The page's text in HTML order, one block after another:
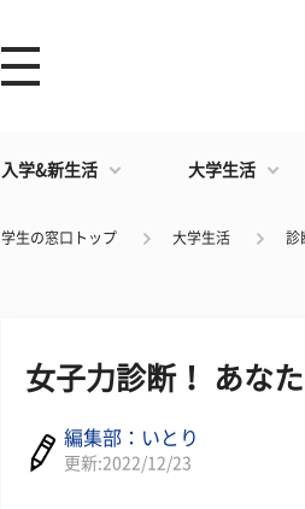
入学&新生活 大学生活
学生の窓口トップ 大学生活 診
女子力診断！ あな
編集部：いとり
更新:2022/12/23